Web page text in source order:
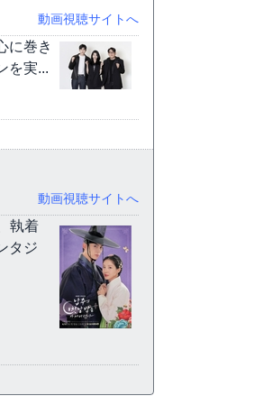
動画視聴サイトへ
に巻き
を実...
動画視聴サイトへ
執着
タジ